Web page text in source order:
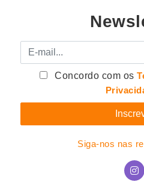
E-mail
Concordo com os
Siga-nos nas